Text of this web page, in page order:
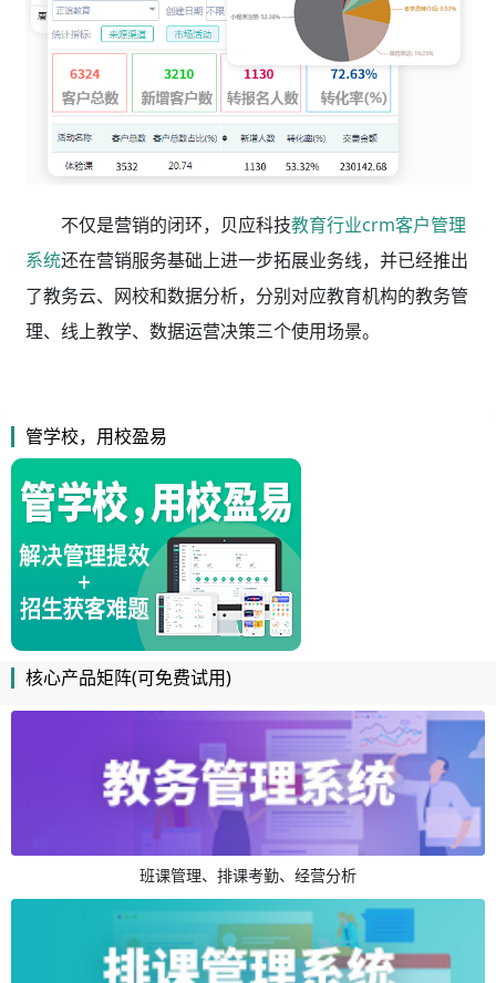
不仅是营销的闭环，贝应科技教育行业crm客户管理
系统还在营销服务基础上进一步拓展业务线，并已经推出
了教务云、网校和数据分析，分别对应教育机构的教务管
理、线上教学、数据运营决策三个使用场景。
管学校，用校盈易
核心产品矩阵(可免费试用)
班课管理、排课考勤、经营分析